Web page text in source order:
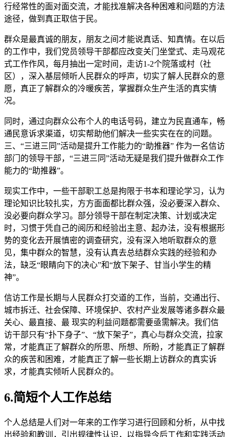
行经常性的面对面交流，才能找准解决各种困难和问题的方法
途径，做到真正取信于民。
群众是最真诚的朋友，朋友之间才能说真话、知真情。在以后
的工作中，我们党员领导干部都应改变关门坐堂式、走马观花
式工作作风，每月抽出一定时间，走访1-2个院落或村（社
区），深入基层倾听人民群众的呼声，切实了解人民群众的意
愿，真正了解群众的冷暖疾苦，掌握群众生产生活的真实情
况。
同时，通过向群众公布个人的电话号码，建立为民直通车，畅
通民意诉求渠道，切实帮助他们解决一些实实在在的问题。
三、“三进三同”活动是提升工作能力的“助推器” 作为一名信访
部门的领导干部，“三进三同”活动无疑是我们提升做群众工作
能力的“助推器”。
现实工作中，一些干部职工总是拘限于书本和理论学习，认为
理论知识比较扎实，方方面面都比群众强，没必要深入群众、
没必要向群众学习。部分领导干部在制定决策、计划或决定
时，习惯于凭自己的阅历和经验出主意、起办法，没有根据形
势的变化去开展慎密的调查研究，没有深入地听取群众的意
见，集中群众的智慧，没有认真去总结群众实践的经验和办
法，缺乏“眼睛向下的决心”和“放下架子、甘当小学生的精
神”。
信访工作是长期与人民群众打交道的工作，当前，交通出行、
城市拆迁、社会保障、环境保护、农村产业发展等诸多群众最
关心、最直接、最 现实的利益问题都需要亟需解决。我们信
访干部只有“扑下身子”、“放下架子”，真心与群众交流，拉家
常，才能真正了解群众的所思、所想、所盼，才能真正了解群
众的疾苦和困难，才能真正了解一些长期上访群众的真实诉
求，才能真实倾听人民群众的。
6.简短个人工作总结
个人总结是人们对一年来的工作学习进行回顾和分析，从中找
出经验和教训，引出规律性认识，以指导今后工作和实践活动